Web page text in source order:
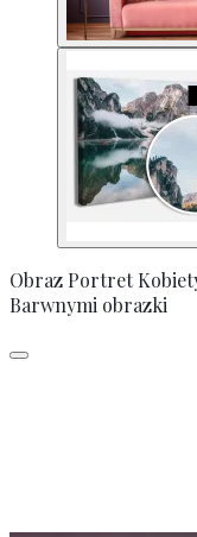
Obraz Portret
Barwnymi obrazki